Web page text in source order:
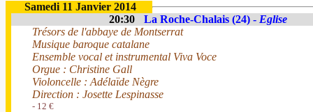
Samedi 11 Janvier 2014
20:30
La Roche-Chalais (24) - Eglise
Trésors de l'abbaye de Montserrat
Musique baroque catalane
Ensemble vocal et instrumental Viva Voce
Orgue : Christine Gall
Violoncelle : Adélaïde Nègre
Direction : Josette Lespinasse
- 12 €